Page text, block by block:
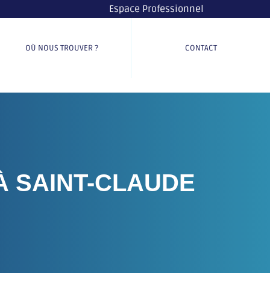
Espace Professionnel
OÙ NOUS TROUVER ? CONTACT
SAINT-CLAUDE